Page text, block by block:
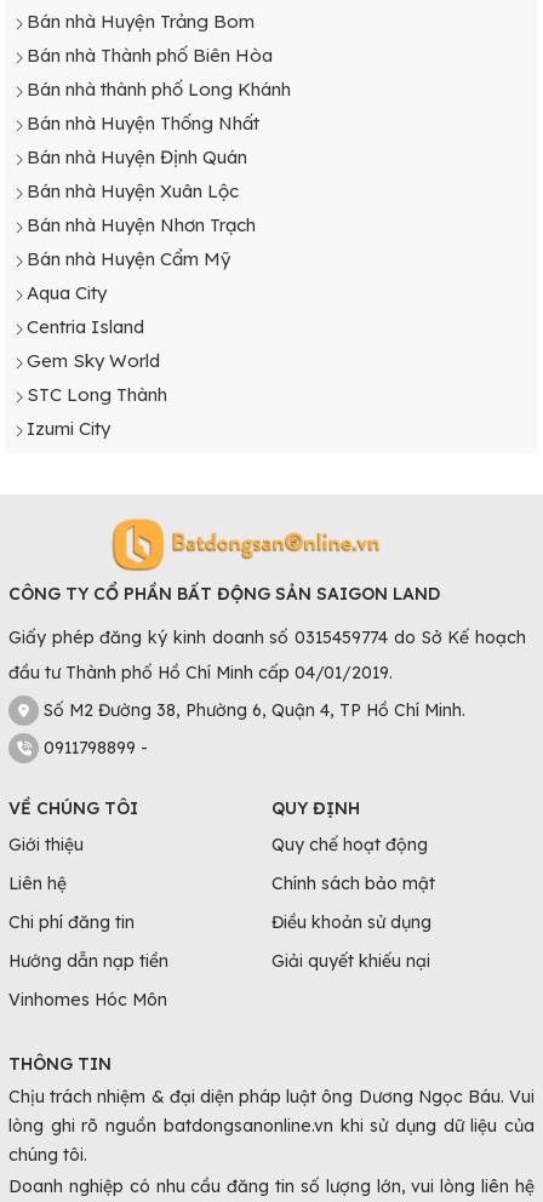
Bán nhà Huyện Trảng Bom
Bán nhà Thành phố Biên Hòa
Bán nhà thành phố Long Khánh
Bán nhà Huyện Thống Nhất
Bán nhà Huyện Định Quán
Bán nhà Huyện Xuân Lộc
Bán nhà Huyện Nhơn Trạch
Bán nhà Huyện Cẩm Mỹ
Aqua City
Centria Island
Gem Sky World
STC Long Thành
Izumi City
CÔNG TY CỔ PHẦN BẤT ĐỘNG SẢN SAIGON LAND
Giấy phép đăng ký kinh doanh số 0315459774 do Sở Kế hoạch
đầu tư Thành phố Hồ Chí Minh cấp 04/01/2019.
Số M2 Đường 38, Phường 6, Quận 4, TP Hồ Chí Minh.
0911798899 -
VỀ CHÚNG TÔI
Giới thiệu
Liên hệ
Chi phí đăng tin
Hướng dẫn nạp tiền
Vinhomes Hóc Môn
QUY ĐỊNH
Quy chế hoạt động
Chính sách bảo mật
Điều khoản sử dụng
Giải quyết khiếu nại
THÔNG TIN
Chịu trách nhiệm & đại diện pháp luật ông Dương Ngọc Báu. Vui
lòng ghi rõ nguồn batdongsanonline.vn khi sử dụng dữ liệu của
chúng tôi.
Doanh nghiệp có nhu cầu đăng tin số lượng lớn, vui lòng liên hệ